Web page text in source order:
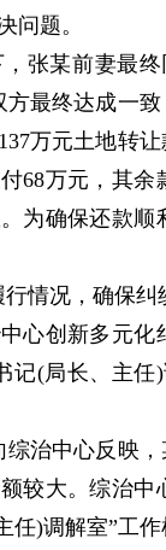
问题。
某前妻最终
方最终达成一
万元土地转
68万元，其余
为确保还款
况，确保纠
创新多元化
记(局长、主
治中心反映，
较大。综治
任)调解室”工